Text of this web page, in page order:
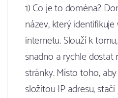
1) Co je to doména?
název, který
internetu. Slouží k
snadno a rychle
stránky. Místo toho,
složitou IP adresu,